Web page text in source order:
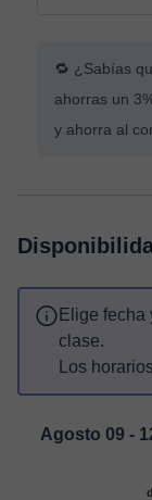
🔁 ¿Sabías
ahorras un
y ahorra al
Elige fecha
clase.
Los
Agosto 09 -